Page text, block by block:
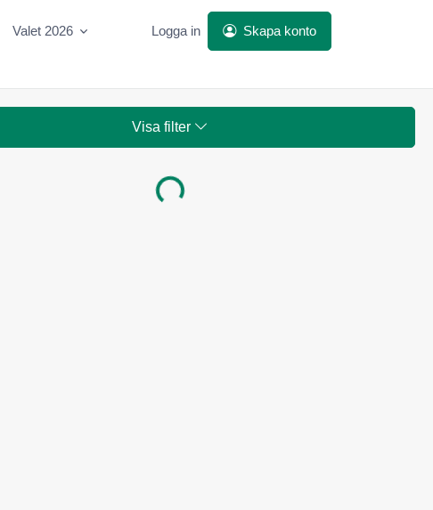
Valet 2026 Logga in Skapa konto
Visa filter
Laddar...